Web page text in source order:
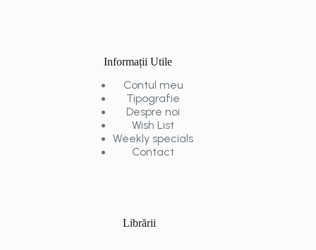
Informații Utile
Contul meu
Tipografie
Despre noi
Wish List
Weekly specials
Contact
Librării